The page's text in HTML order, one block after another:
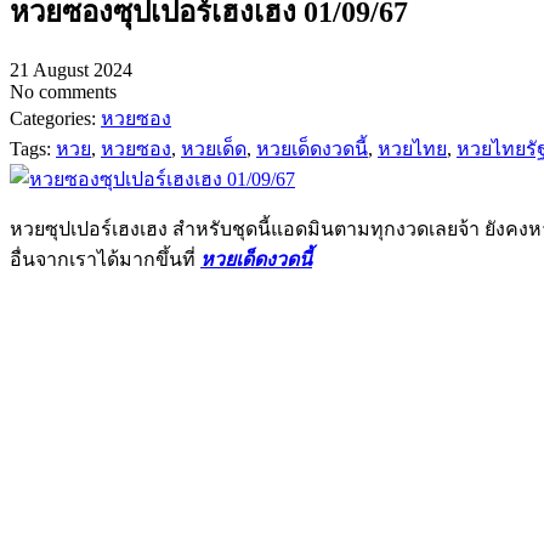
หวยซองซุปเปอร์เฮงเฮง 01/09/67
21 August 2024
No comments
Categories: หวยซอง
Tags: หวย, หวยซอง, หวยเด็ด, หวยเด็ดงวดนี้, หวยไทย, หวยไทยรั
หวยซุปเปอร์เฮงเฮง สำหรับชุดนี้แอดมินตามทุกงวดเลยจ้า ยังคง
อื่นจากเราได้มากขึ้นที่ หวยเด็ดงวดนี้